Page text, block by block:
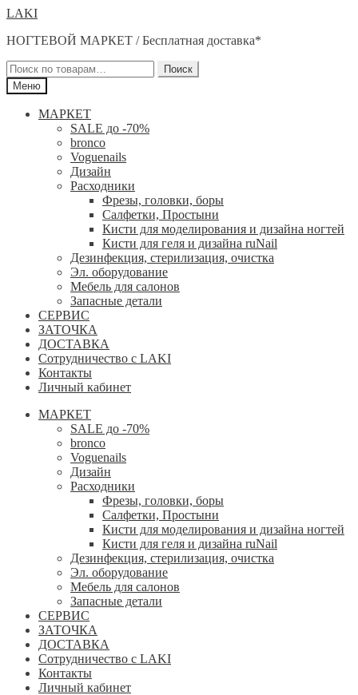
Перейти
навигации
Перейти
содержимому
LAKI
НОГТЕВОЙ МАРКЕТ / Бесплатная доставка*
Искать:
Поиск
Меню
МАРКЕТ
SALE до -70%
bronco
Voguenails
Дизайн
Расходники
Фрезы, головки, боры
Салфетки, Простыни
Кисти для моделирования и дизайна ногтей
Кисти для геля и дизайна ruNail
Дезинфекция, стерилизация, очистка
Эл. оборудование
Мебель для салонов
Запасные детали
СЕРВИС
ЗАТОЧКА
ДОСТАВКА
Сотрудничество с LAKI
Контакты
Личный кабинет
МАРКЕТ
SALE до -70%
bronco
Voguenails
Дизайн
Расходники
Фрезы, головки, боры
Салфетки, Простыни
Кисти для моделирования и дизайна ногтей
Кисти для геля и дизайна ruNail
Дезинфекция, стерилизация, очистка
Эл. оборудование
Мебель для салонов
Запасные детали
СЕРВИС
ЗАТОЧКА
ДОСТАВКА
Сотрудничество с LAKI
Контакты
Личный кабинет